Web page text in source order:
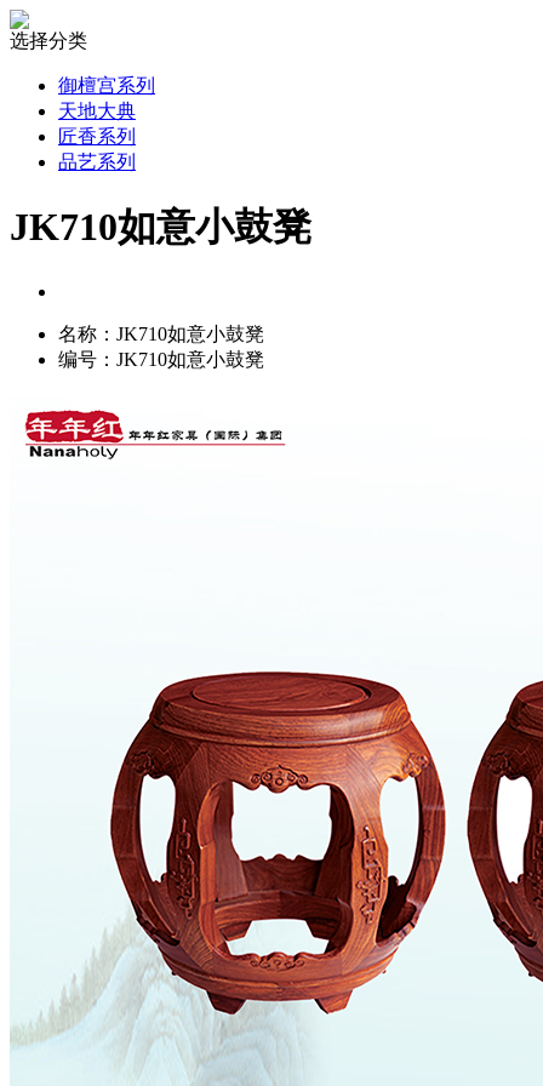
选择分类
御檀宫系列
天地大典
匠香系列
品艺系列
JK710如意小鼓凳
名称：JK710如意小鼓凳
编号：JK710如意小鼓凳